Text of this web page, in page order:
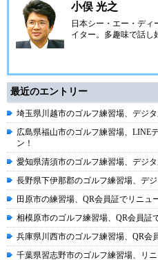
小俣 光之
日本シー・エー・ディ
イター。多趣味で話し
最近のエントリー
埼玉県川越市のゴルフ練習場、デジ
広島県福山市のゴルフ練習場、LINE
ン！
愛知県清須市のゴルフ練習場、デジ
長野県下伊那郡のゴルフ練習場、デ
田原市の練習場、QR会員証でリニュ
相模原市のゴルフ練習場、QR会員証
兵庫県川西市のゴルフ練習場、QR会
千葉県習志野市のゴルフ練習場、リ